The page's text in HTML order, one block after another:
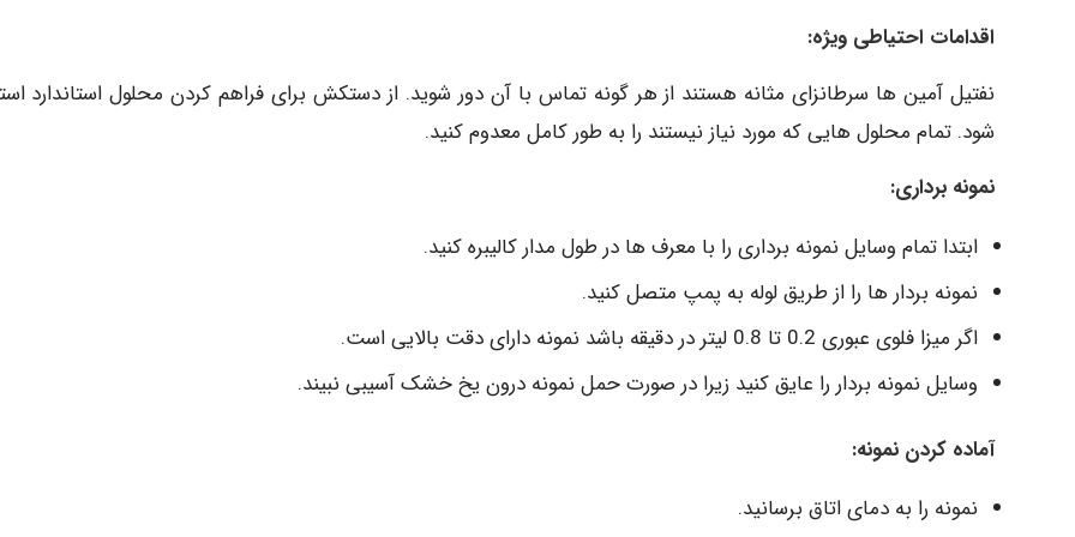
اقدامات احتیاطی ویژه:
نفتیل آمین ها سرطانزای مثانه هستند از هر گونه تماس با آن دور شوید. از دستکش برای فراهم کردن محلول استاندارد
شود. تمام محلول هایی که مورد نیاز نیستند را به طور کامل معدوم کنید.
نمونه برداری:
ابتدا تمام وسایل نمونه برداری را با معرف ها در طول مدار کالیبره کنید.
نمونه بردار ها را از طریق لوله به پمپ متصل کنید.
اگر میزا فلوی عبوری 0.2 تا 0.8 لیتر در دقیقه باشد نمونه دارای دقت بالایی است.
وسایل نمونه بردار را عایق کنید زیرا در صورت حمل نمونه درون یخ خشک آسیبی نبیند.
آماده کردن نمونه:
نمونه را به دمای اتاق برسانید.